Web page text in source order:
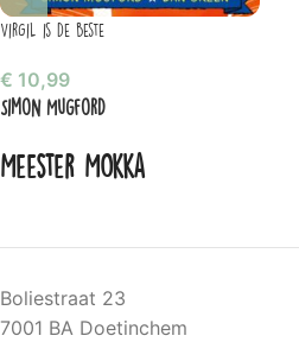
Virgil is de beste
€ 10,99
Simon Mugford
Meester Mokka
Boliestraat 23
7001 BA Doetinchem